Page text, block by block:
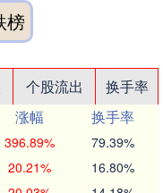
榜
个股流出
换手率
涨幅
换手率
396.89% 79.39%
20.21% 16.80%